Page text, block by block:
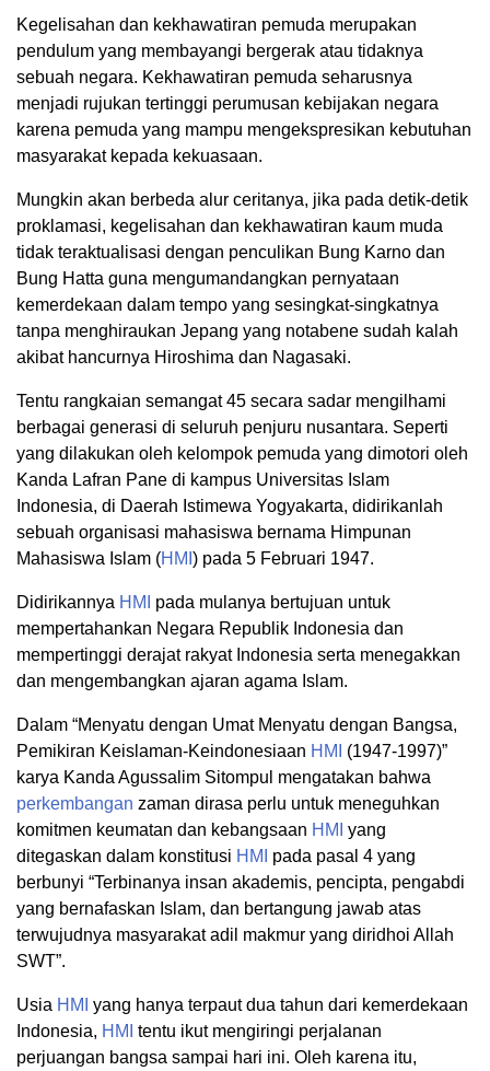
Kegelisahan dan kekhawatiran pemuda merupakan
pendulum yang membayangi bergerak atau tidaknya
sebuah negara. Kekhawatiran pemuda seharusnya
menjadi rujukan tertinggi perumusan kebijakan negara
karena pemuda yang mampu mengekspresikan kebutuhan
masyarakat kepada kekuasaan.
Mungkin akan berbeda alur ceritanya, jika pada detik-detik
proklamasi, kegelisahan dan kekhawatiran kaum muda
tidak teraktualisasi dengan penculikan Bung Karno dan
Bung Hatta guna mengumandangkan pernyataan
kemerdekaan dalam tempo yang sesingkat-singkatnya
tanpa menghiraukan Jepang yang notabene sudah kalah
akibat hancurnya Hiroshima dan Nagasaki.
Tentu rangkaian semangat 45 secara sadar mengilhami
berbagai generasi di seluruh penjuru nusantara. Seperti
yang dilakukan oleh kelompok pemuda yang dimotori oleh
Kanda Lafran Pane di kampus Universitas Islam
Indonesia, di Daerah Istimewa Yogyakarta, didirikanlah
sebuah organisasi mahasiswa bernama Himpunan
Mahasiswa Islam (HMI ) pada 5 Februari 1947.
Didirikannya HMI
pada mulanya bertujuan untuk
mempertahankan Negara Republik Indonesia dan
mempertinggi derajat rakyat Indonesia serta menegakkan
dan mengembangkan ajaran agama Islam.
Dalam “Menyatu dengan Umat Menyatu dengan Bangsa,
Pemikiran Keislaman-Keindonesiaan HMI
(1947-1997)”
karya Kanda Agussalim Sitompul mengatakan bahwa
perkembangan zaman dirasa perlu untuk meneguhkan
komitmen keumatan dan kebangsaan HMI yang
ditegaskan dalam konstitusi HMI
pada pasal 4 yang
berbunyi “Terbinanya insan akademis, pencipta, pengabdi
yang bernafaskan Islam, dan bertangung jawab atas
terwujudnya masyarakat adil makmur yang diridhoi Allah
SWT”.
Usia HMI yang hanya terpaut dua tahun dari kemerdekaan
Indonesia, HMI tentu ikut mengiringi perjalanan
perjuangan bangsa sampai hari ini. Oleh karena itu,